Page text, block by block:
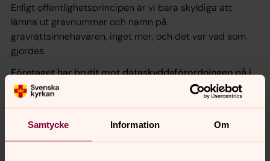
Samtycke Information Om
Enligt offentlighetsprincipen är vi bara skyldiga att
lämna ut gravnummer och namn på
gravrättsinnehavaren, inget mer, och det var vad som
gjordes.
Företaget har brutit mot dataskyddsförordningen på i
vart fall tre punkter:
- Använt fel uppgifter – De har ibland kopplat ihop
namnet med fel adress.
- Använt gamla uppgifter – Uppgifterna begärdes ut för